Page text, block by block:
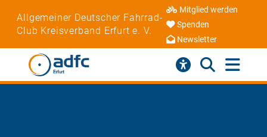
Allgemeiner Deutscher Fahrrad-
Club Kreisverband Erfurt e. V.
Mitglied werden
Spenden
Newsletter